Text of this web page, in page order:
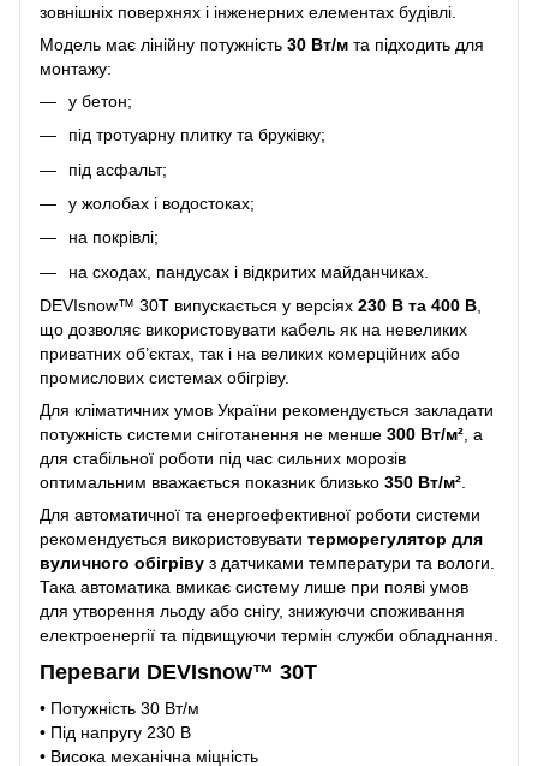
зовнішніх поверхнях і інженерних елементах будівлі.
Модель має лінійну потужність 30 Вт/м та підходить для
монтажу:
у бетон;
під тротуарну плитку та бруківку;
під асфальт;
у жолобах і водостоках;
на покрівлі;
на сходах, пандусах і відкритих майданчиках.
DEVIsnow™ 30T випускається у версіях 230 В та 400 В
що дозволяє використовувати кабель як на невеликих
приватних об’єктах, так і на великих комерційних або
промислових системах обігріву.
Для кліматичних умов України рекомендується закладати
потужність системи сніготанення не менше 300 Вт/м² , а
для стабільної роботи під час сильних морозів
оптимальним вважається показник близько 350 Вт/м²
Для автоматичної та енергоефективної роботи системи
рекомендується використовувати терморегулятор для
вуличного обігріву з датчиками температури та вологи.
Така автоматика вмикає систему лише при появі умов
для утворення льоду або снігу, знижуючи споживання
електроенергії та підвищуючи термін служби обладнання.
Переваги DEVIsnow™ 30T
• Потужність 30 Вт/м
• Під напругу 230 В
• Висока механічна міцність